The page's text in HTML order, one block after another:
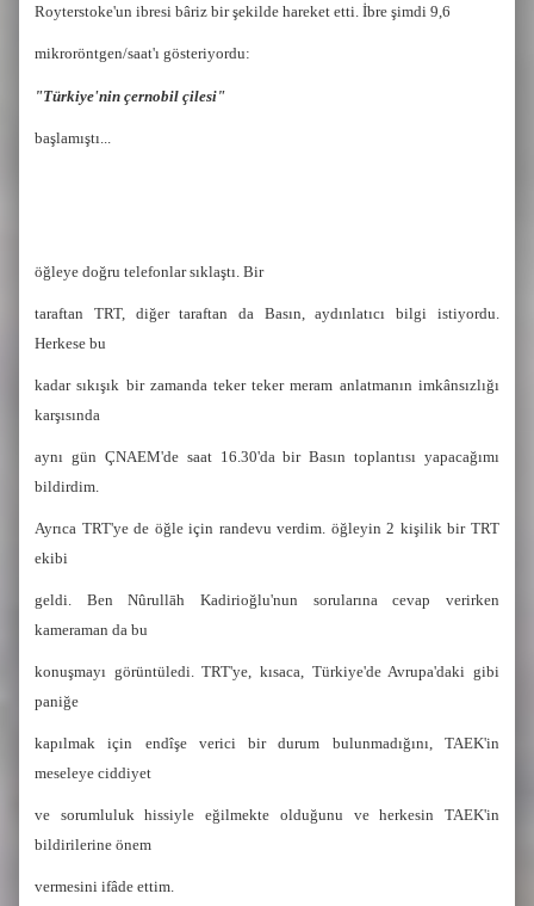
Royterstoke'un ibresi bâriz bir şekilde hareket etti. İbre şimdi 9,6
mikroröntgen/saat'ı gösteriyordu:
"Türkiye'nin çernobil çilesi"
başlamıştı...
öğleye doğru telefonlar sıklaştı. Bir
taraftan TRT, diğer taraftan da Basın, aydınlatıcı bilgi istiyordu.
Herkese bu
kadar sıkışık bir zamanda teker teker meram anlatmanın imkânsızlığı
karşısında
aynı gün ÇNAEM'de saat 16.30'da bir Basın toplantısı yapacağımı
bildirdim.
Ayrıca TRT'ye de öğle için randevu verdim. öğleyin 2 kişilik bir TRT
ekibi
geldi. Ben Nûrullāh Kadirioğlu'nun sorularına cevap verirken
kameraman da bu
konuşmayı görüntüledi. TRT'ye, kısaca, Türkiye'de Avrupa'daki gibi
paniğe
kapılmak için endîşe verici bir durum bulunmadığını, TAEK'in
meseleye ciddiyet
ve sorumluluk hissiyle eğilmekte olduğunu ve herkesin TAEK'in
bildirilerine önem
vermesini ifâde ettim.